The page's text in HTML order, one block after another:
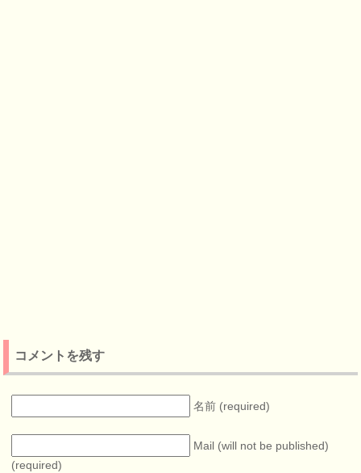
コメントを残す
名前 (required)
Mail (will not be published)
(required)